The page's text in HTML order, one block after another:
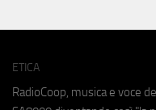
ETICA
RadioCoop, musica e voce